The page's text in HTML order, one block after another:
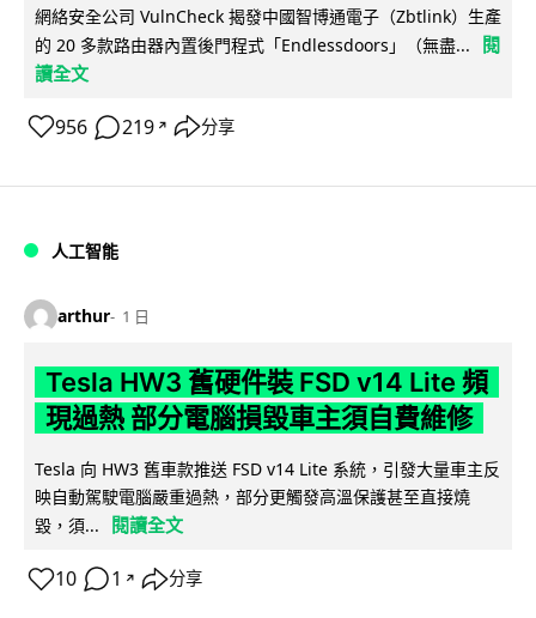
網絡安全公司 VulnCheck 揭發中國智博通電子（Zbtlink）生產
的 20 多款路由器內置後門程式「Endlessdoors」（無盡...
閱
讀全文
956 219 ↗ 分享
人工智能
arthur 1 日
Tesla HW3 舊硬件裝 FSD v14 Lite 頻
現過熱 部分電腦損毀車主須自費維修
Tesla 向 HW3 舊車款推送 FSD v14 Lite 系統，引發大量車主反
映自動駕駛電腦嚴重過熱，部分更觸發高溫保護甚至直接燒
毀，須...
閱讀全文
10 1 ↗ 分享